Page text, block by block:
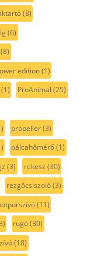
(8)
(6)
(8)
edition(1)
(1) ProAnimal (25)
propeller(3)
pálcahőmérő(1)
(3) rekesz (30)
rezgőcsiszoló(3)
(11)
rugó(30)
(18)